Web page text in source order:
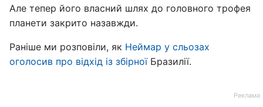
Але тепер його власний шлях до головного трофея
планети закрито назавжди.
Раніше ми розповіли, як Неймар у сльозах
оголосив про відхід із збірноїБразилії.